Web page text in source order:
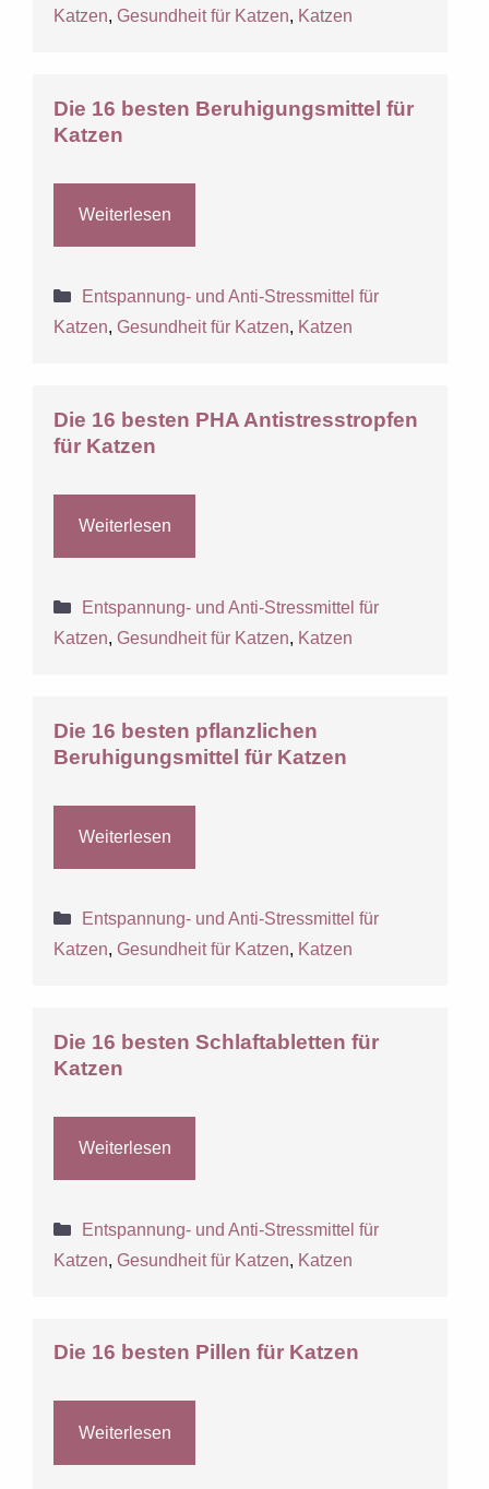
Katzen,Gesundheit für Katzen, Katzen
Die 16 besten Beruhigungsmittel für
Katzen
Weiterlesen
Kategorien
Entspannung- und Anti-Stressmittel für
Katzen,Gesundheit für Katzen, Katzen
Die 16 besten PHA Antistresstropfen
für Katzen
Weiterlesen
Kategorien
Entspannung- und Anti-Stressmittel für
Katzen,Gesundheit für Katzen, Katzen
Die 16 besten pflanzlichen
Beruhigungsmittel für Katzen
Weiterlesen
Kategorien
Entspannung- und Anti-Stressmittel für
Katzen,Gesundheit für Katzen, Katzen
Die 16 besten Schlaftabletten für
Katzen
Weiterlesen
Kategorien
Entspannung- und Anti-Stressmittel für
Katzen,Gesundheit für Katzen, Katzen
Die 16 besten Pillen für Katzen
Weiterlesen